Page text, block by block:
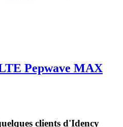
Pepwave MAX
clients d'Idency